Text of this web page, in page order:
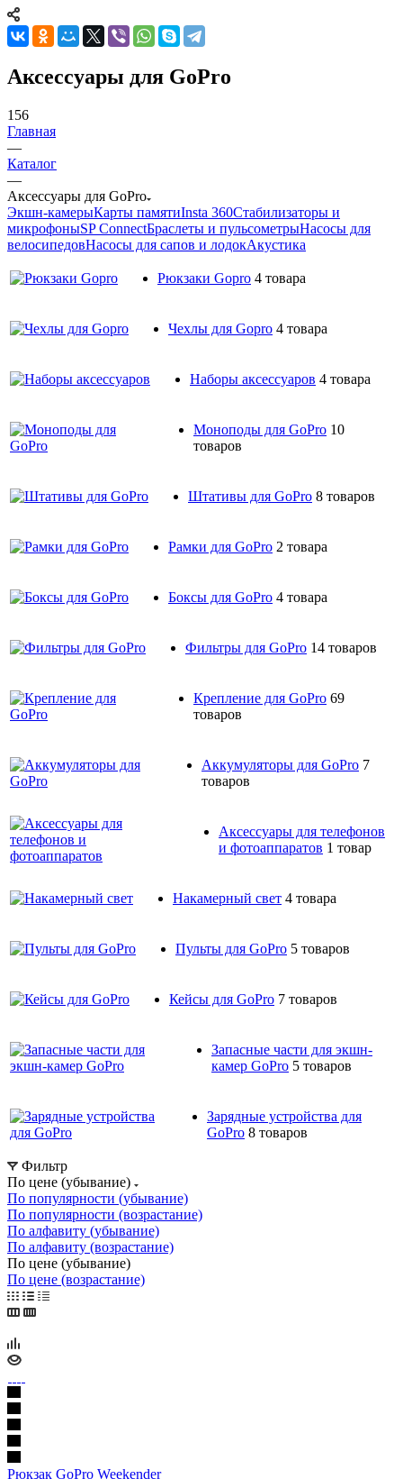
Аксессуары для GoPro
156
Главная
—
Каталог
—
Аксессуары для GoPro
Экшн-камерыКарты памятиInsta 360Стабилизаторы и
микрофоныSP ConnectБраслеты и пульсометрыНасосы для
велосипедовНасосы для сапов и лодокАкустика
Рюкзаки Gopro 4 товара
Чехлы для Gopro 4 товара
Наборы аксессуаров 4 товара
Моноподы для GoPro 10
товаров
Штативы для GoPro 8 товаров
Рамки для GoPro 2 товара
Боксы для GoPro 4 товара
Фильтры для GoPro 14 товаров
Крепление для GoPro 69
товаров
Аккумуляторы для GoPro 7
товаров
Аксессуары для телефонов
и фотоаппаратов 1 товар
Накамерный свет 4 товара
Пульты для GoPro 5 товаров
Кейсы для GoPro 7 товаров
Запасные части для экшн-
камер GoPro 5 товаров
Зарядные устройства для
GoPro 8 товаров
Фильтр
По цене (убывание)
По популярности (убывание)
По популярности (возрастание)
По алфавиту (убывание)
По алфавиту (возрастание)
По цене (убывание)
По цене (возрастание)
Рюкзак GoPro Weekender